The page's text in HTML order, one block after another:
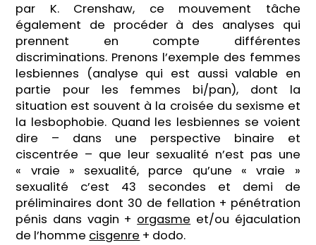
par K. Crenshaw, ce mouvement tâche
également de procéder à des analyses qui
prennent en compte différentes
discriminations. Prenons l’exemple des femmes
lesbiennes (analyse qui est aussi valable en
partie pour les femmes bi/pan), dont la
situation est souvent à la croisée du sexisme et
la lesbophobie. Quand les lesbiennes se voient
dire – dans une perspective binaire et
ciscentrée – que leur sexualité n’est pas une
« vraie » sexualité, parce qu’une « vraie »
sexualité c’est 43 secondes et demi de
préliminaires dont 30 de fellation + pénétration
pénis dans vagin + orgasme et/ou éjaculation
de l’homme cisgenre + dodo.